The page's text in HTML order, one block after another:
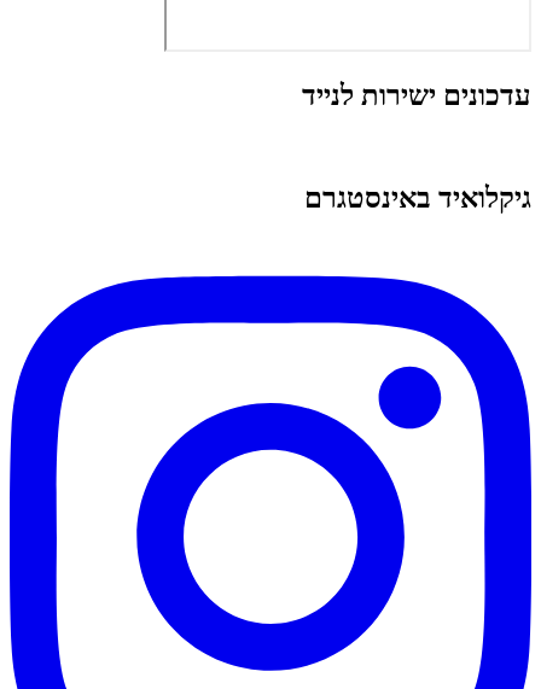
עדכונים ישירות לנייד
גיקלואיד באינסטגרם